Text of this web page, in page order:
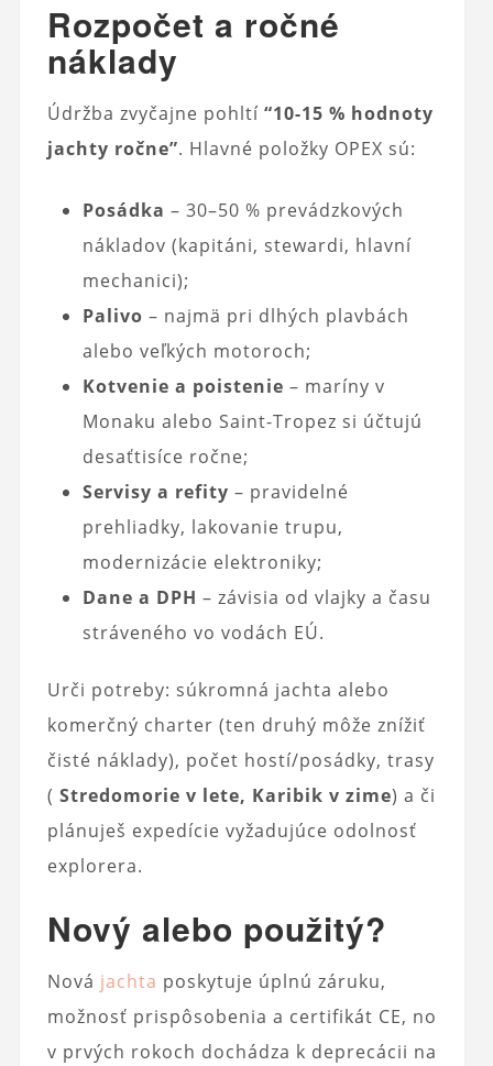
Rozpočet a ročné
náklady
Údržba zvyčajne pohltí “10-15 % hodnoty
jachty ročne”. Hlavné položky OPEX sú:
Posádka – 30–50 % prevádzkových
nákladov (kapitáni, stewardi, hlavní
mechanici);
Palivo – najmä pri dlhých plavbách
alebo veľkých motoroch;
Kotvenie a poistenie – maríny v
Monaku alebo Saint-Tropez si účtujú
desaťtisíce ročne;
Servisy a refity – pravidelné
prehliadky, lakovanie trupu,
modernizácie elektroniky;
Dane a DPH – závisia od vlajky a času
stráveného vo vodách EÚ.
Urči potreby: súkromná jachta alebo
komerčný charter (ten druhý môže znížiť
čisté náklady), počet hostí/posádky, trasy
( Stredomorie v lete, Karibik v zime) a či
plánuješ expedície vyžadujúce odolnosť
explorera.
Nový alebo použitý?
Nová jachta poskytuje úplnú záruku,
možnosť prispôsobenia a certifikát CE, no
v prvých rokoch dochádza k deprecácii na